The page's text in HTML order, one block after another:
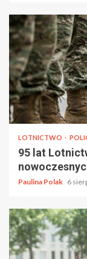
LOTNICTWO
95 lat
Paulina Polak 6